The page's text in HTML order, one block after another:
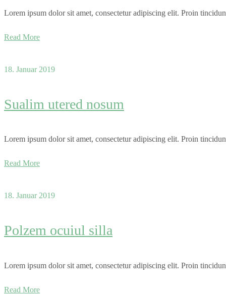
Lorem ipsum dolor sit amet, consectetur adipiscing elit. Proin
Read More
18. Januar 2019
Sualim utered nosum
Lorem ipsum dolor sit amet, consectetur adipiscing elit. Proin
Read More
18. Januar 2019
Polzem ocuiul silla
Lorem ipsum dolor sit amet, consectetur adipiscing elit. Proin
Read More